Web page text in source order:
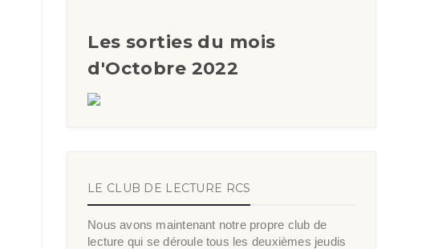
Les sorties du mois
d'Octobre 2022
LE CLUB DE LECTURE RCS
Nous avons maintenant notre propre club de
lecture qui se déroule tous les deuxièmes jeudis